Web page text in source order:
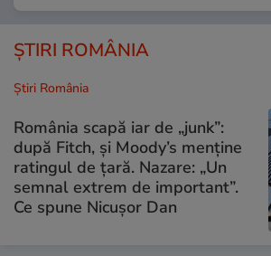
ȘTIRI ROMÂNIA
Știri România
România scapă iar de „junk”:
după Fitch, și Moody’s menține
ratingul de țară. Nazare: „Un
semnal extrem de important”.
Ce spune Nicușor Dan